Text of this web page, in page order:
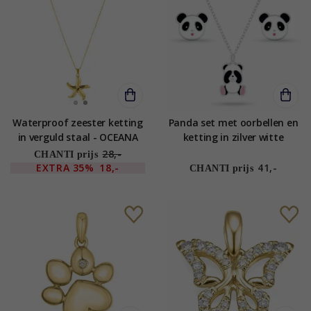
Waterproof zeester ketting
in verguld staal - OCEANA
CHANTI prijs 28,-
EXTRA 35% 18,-
Panda set met oorbellen en
ketting in zilver witte
emaille - Little Ones
CHANTI prijs 41,-